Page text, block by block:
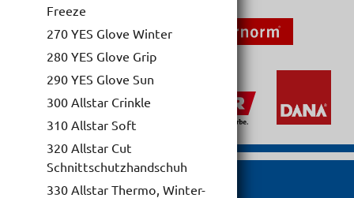
Freeze
270 YES Glove Winter
280 YES Glove Grip
290 YES Glove Sun
300 Allstar Crinkle
310 Allstar Soft
320 Allstar Cut
Schnittschutzhandschuh
330 Allstar Thermo, Winter-